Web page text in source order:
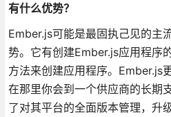
有什么优势？
Ember.js可能是最固执己见的主
势。它有创建Ember.js应用程序
方法来创建应用程序。Ember.js
在那里你会到一个供应商的长期
了对其平台的全面版本管理，升